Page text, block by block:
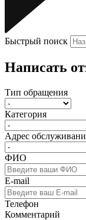
Быстрый поиск
Написать
Тип обращения
Категория
Адрес
ФИО
E-mail
Телефон
Комментарий